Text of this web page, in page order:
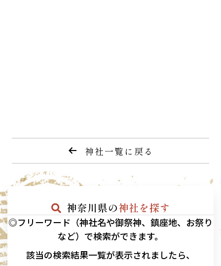
神社一覧に戻る
神奈川県の神社を探す
◎フリーワード（神社名や御祭神、鎮座地、お祭り
など）で検索ができます。
該当の検索結果一覧が表示されましたら、